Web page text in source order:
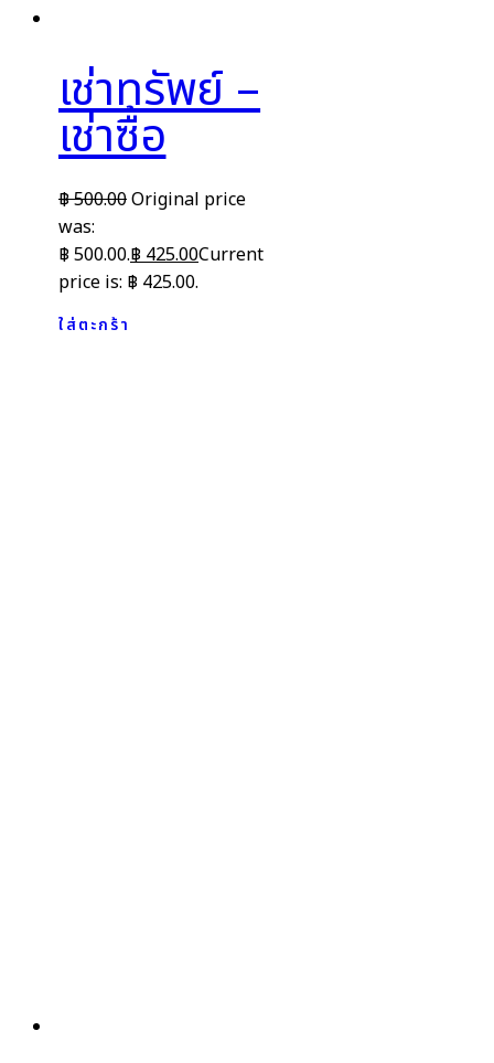
เช่าทรัพย์ –
เช่าซื้อ
฿500.00Original price
was:
฿ 500.00.฿425.00Current
price is: ฿ 425.00.
ใส่ตะกร้า